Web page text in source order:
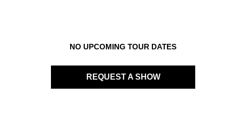
NO UPCOMING TOUR DATES
REQUEST A SHOW